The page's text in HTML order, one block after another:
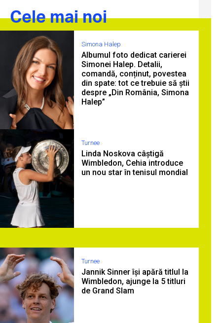
Cele mai noi
Simona Halep
Albumul foto dedicat carierei
Simonei Halep. Detalii,
comandă, conținut, povestea
din spate: tot ce trebuie să știi
despre „Din România, Simona
Halep”
Turnee
Linda Noskova câștigă
Wimbledon, Cehia introduce
un nou star în tenisul mondial
Turnee
Jannik Sinner își apără titlul la
Wimbledon, ajunge la 5 titluri
de Grand Slam